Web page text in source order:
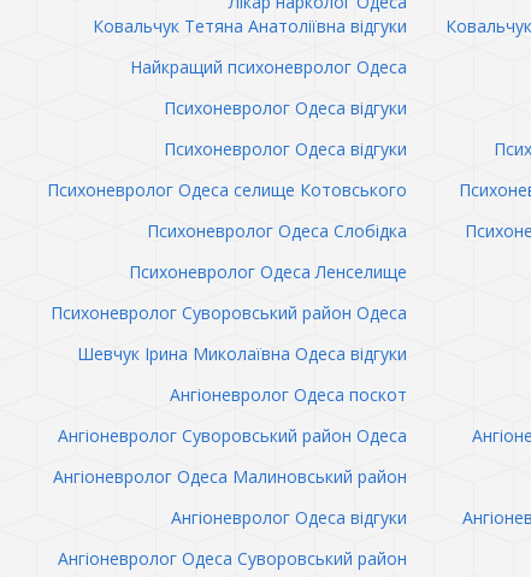
Ковальчук Тетяна Анатоліївна відгуки
Найкращий психоневролог Одеса
Психоневролог Одеса відгуки
Психоневролог Одеса відгуки
Психоневролог Одеса селище Котовського
Психоневролог Одеса Слобідка
Психоневролог Одеса Ленселище
Психоневролог Суворовський район Одеса
Шевчук Ірина Миколаївна Одеса відгуки
Ангіоневролог Одеса поскот
Ангіоневролог Суворовський район Одеса
Ангіоневролог Одеса Малиновський район
Ангіоневролог Одеса відгуки
Ангіоневролог Одеса Суворовський район